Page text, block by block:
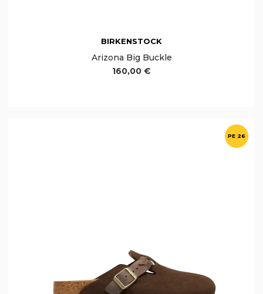
BIRKENSTOCK
Arizona Big Buckle
160,00 €
PE 26